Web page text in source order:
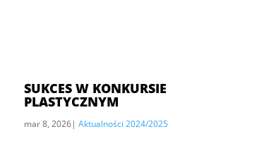
SUKCES W KONKURSIE
PLASTYCZNYM
mar 8, 2026| Aktualności 2024/2025